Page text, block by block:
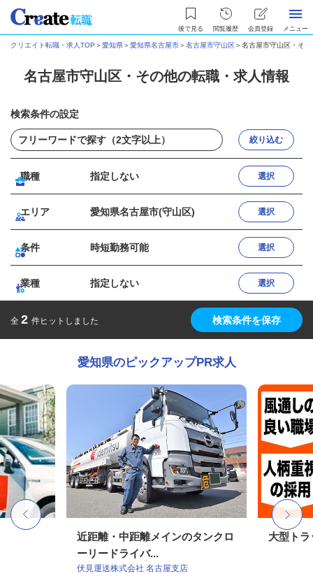
後で見る 閲覧履歴 会員登録 メニュー
クリエイト転職・求人TOP ＞愛知県＞愛知県名古屋市＞名古屋市守山区＞名古屋市守山区・そ
名古屋市守山区・その他の転職・求人情報
検索条件の設定
絞り込む
職種 指定しない 選択
エリア 愛知県名古屋市(守山区) 選択
条件 時短勤務可能 選択
業種 指定しない 選択
全 2 件ヒットしました 検索条件を保存
愛知県のピックアップPR求人
近距離・中距離メインのタンクロ
ーリードライバ...
伏見運送株式会社 名古屋支店
大型ト